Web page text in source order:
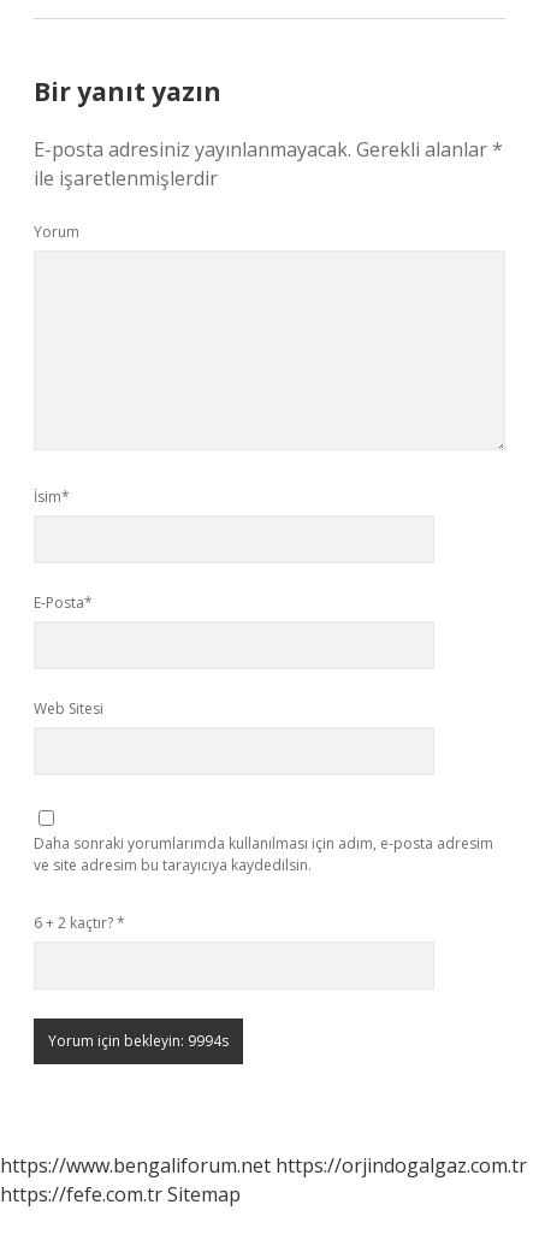
Bir yanıt yazın
E-posta adresiniz yayınlanmayacak. Gerekli alanlar*
ile işaretlenmişlerdir
Yorum
İsim*
E-Posta*
Web Sitesi
Daha sonraki yorumlarımda kullanılması için adım, e-posta adresim
ve site adresim bu tarayıcıya kaydedilsin.
6 + 2 kaçtır?*
https://www.bengaliforum.net https://orjindogalgaz.com.tr
https://fefe.com.trSitemap